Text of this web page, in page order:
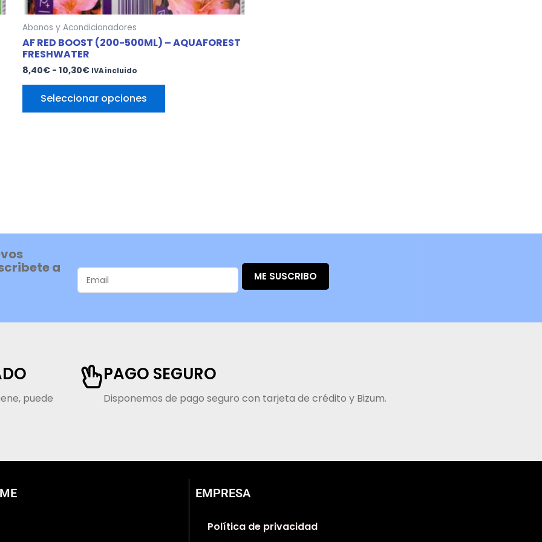
Abonos y Acondicionadores
AF RED BOOST (200-500ML) – AQUAFOREST
FRESHWATER
8,40€ - 10,30€ IVA incluido
Seleccionar opciones
a
ME SUSCRIBO
puede
PAGO SEGURO
Disponemos de pago seguro con tarjeta de crédito y Bizum.
EMPRESA
Política de privacidad